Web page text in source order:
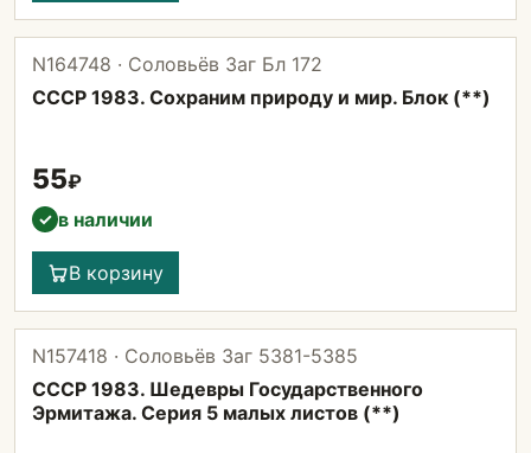
N164748 · Соловьёв Заг Бл 172
СССР 1983. Сохраним природу и мир. Блок (**)
55₽
✓ в наличии
В корзину
N157418 · Соловьёв Заг 5381-5385
СССР 1983. Шедевры Государственного
Эрмитажа. Серия 5 малых листов (**)